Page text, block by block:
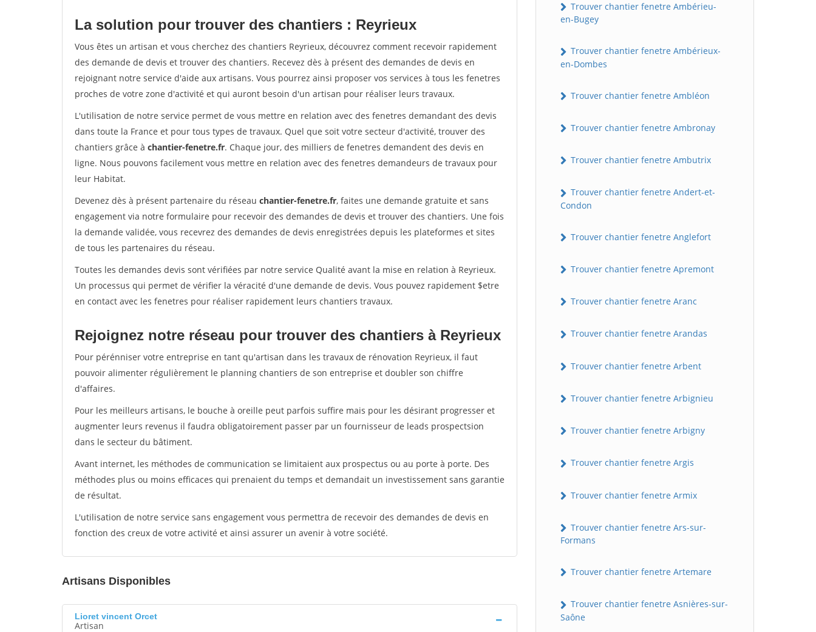
La solution pour trouver des chantiers : Reyrieux
Vous êtes un artisan et vous cherchez des chantiers Reyrieux, découvrez comment recevoir rapidement
des demande de devis et trouver des chantiers. Recevez dès à présent des demandes de devis en
rejoignant notre service d'aide aux artisans. Vous pourrez ainsi proposer vos services à tous les fenetres
proches de votre zone d'activité et qui auront besoin d'un artisan pour réaliser leurs travaux.
L'utilisation de notre service permet de vous mettre en relation avec des fenetres demandant des devis
dans toute la France et pour tous types de travaux. Quel que soit votre secteur d'activité, trouver des
chantiers grâce à chantier-fenetre.fr. Chaque jour, des milliers de fenetres demandent des devis en
ligne. Nous pouvons facilement vous mettre en relation avec des fenetres demandeurs de travaux pour
leur Habitat.
Devenez dès à présent partenaire du réseau chantier-fenetre.fr, faites une demande gratuite et sans
engagement via notre formulaire pour recevoir des demandes de devis et trouver des chantiers. Une fois
la demande validée, vous recevrez des demandes de devis enregistrées depuis les plateformes et sites
de tous les partenaires du réseau.
Toutes les demandes devis sont vérifiées par notre service Qualité avant la mise en relation à Reyrieux.
Un processus qui permet de vérifier la véracité d'une demande de devis. Vous pouvez rapidement $etre
en contact avec les fenetres pour réaliser rapidement leurs chantiers travaux.
Rejoignez notre réseau pour trouver des chantiers à Reyrieux
Pour pérénniser votre entreprise en tant qu'artisan dans les travaux de rénovation Reyrieux, il faut
pouvoir alimenter régulièrement le planning chantiers de son entreprise et doubler son chiffre
d'affaires.
Pour les meilleurs artisans, le bouche à oreille peut parfois suffire mais pour les désirant progresser et
augmenter leurs revenus il faudra obligatoirement passer par un fournisseur de leads prospectsion
dans le secteur du bâtiment.
Avant internet, les méthodes de communication se limitaient aux prospectus ou au porte à porte. Des
méthodes plus ou moins efficaces qui prenaient du temps et demandait un investissement sans garantie
de résultat.
L'utilisation de notre service sans engagement vous permettra de recevoir des demandes de devis en
fonction des creux de votre activité et ainsi assurer un avenir à votre société.
Artisans Disponibles
Lioret vincent Orcet
Artisan
Trouver chantier fenetre Ambérieu-
en-Bugey
Trouver chantier fenetre Ambérieux-
en-Dombes
Trouver chantier fenetre Ambléon
Trouver chantier fenetre Ambronay
Trouver chantier fenetre Ambutrix
Trouver chantier fenetre Andert-et-
Condon
Trouver chantier fenetre Anglefort
Trouver chantier fenetre Apremont
Trouver chantier fenetre Aranc
Trouver chantier fenetre Arandas
Trouver chantier fenetre Arbent
Trouver chantier fenetre Arbignieu
Trouver chantier fenetre Arbigny
Trouver chantier fenetre Argis
Trouver chantier fenetre Armix
Trouver chantier fenetre Ars-sur-
Formans
Trouver chantier fenetre Artemare
Trouver chantier fenetre Asnières-sur-
Saône